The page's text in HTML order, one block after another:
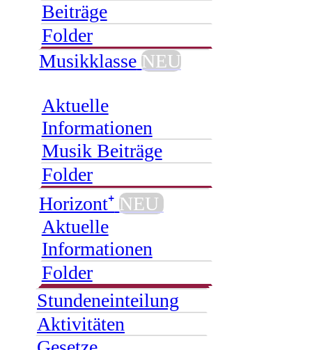
Beiträge
Folder
Musikklasse NEU
Aktuelle
Informationen
Musik Beiträge
Folder
Horizont⁺ NEU
Aktuelle
Informationen
Folder
Stundeneinteilung
Aktivitäten